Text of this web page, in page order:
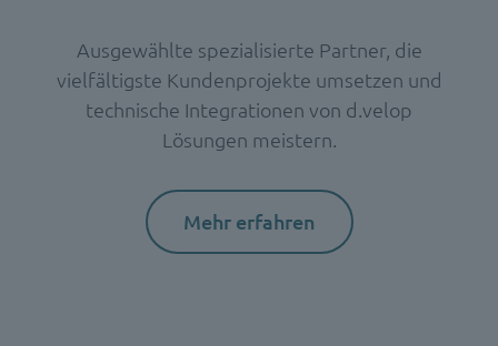
Ausgewählte spezialisierte Partner, die
vielfältigste Kundenprojekte umsetzen und
technische Integrationen von d.velop
Lösungen meistern.
Mehr erfahren